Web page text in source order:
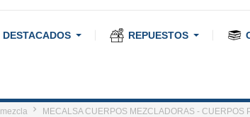
DESTACADOS REPUESTOS
MECALSA CUERPOS MEZCLADORAS - CUERPOS